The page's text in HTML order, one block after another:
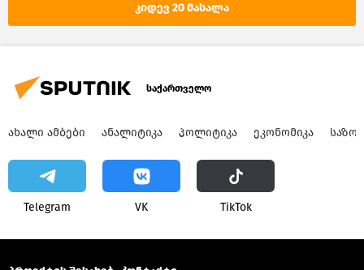
კიდევ 20 მასალა
საქართველო
ᲐᲮᲐᲚᲘ ᲐᲛᲑᲔᲑᲘ ᲐᲜᲐᲚᲘᲢᲘᲙᲐ ᲞᲝᲚᲘᲢᲘᲙᲐ ᲔᲙᲝᲜᲝᲛᲘᲙᲐ
Telegram VK ТikТоk